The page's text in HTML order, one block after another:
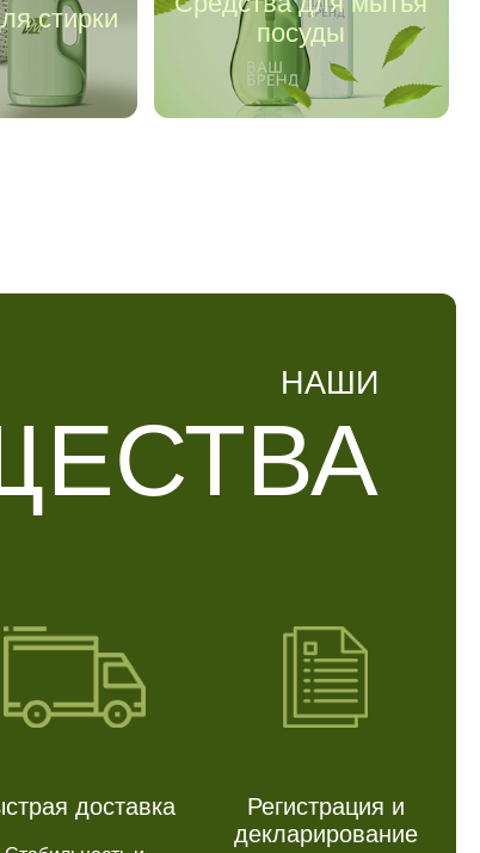
стирки
посуды
НАШИ
доставка
Регистрация и
декларирование